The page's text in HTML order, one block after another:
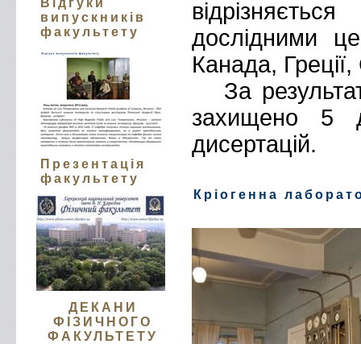
Відгуки
випускників
факультету
Презентація
факультету
ДЕКАНИ
ФІЗИЧНОГО
ФАКУЛЬТЕТУ
дослідними
Канада,
За
захищено 5
дисертацій.
Кріогенна